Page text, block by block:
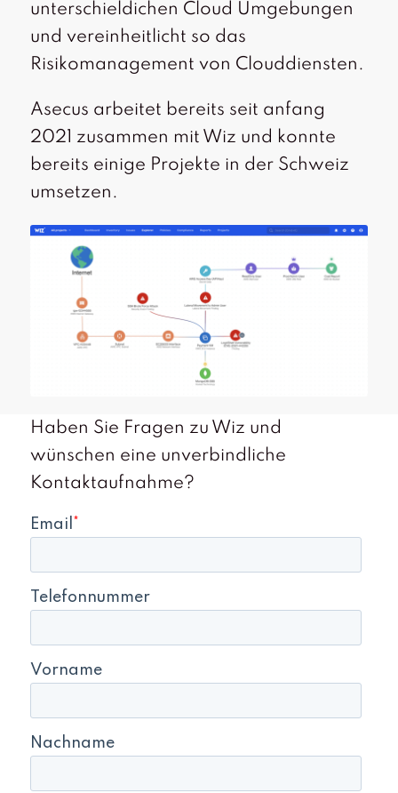
unterschieldichen Cloud Umgebungen
und vereinheitlicht so das
Risikomanagement von Clouddiensten.
Asecus arbeitet bereits seit anfang
2021 zusammen mit Wiz und konnte
bereits einige Projekte in der Schweiz
umsetzen.
Haben Sie Fragen zu Wiz und
wünschen eine unverbindliche
Kontaktaufnahme?